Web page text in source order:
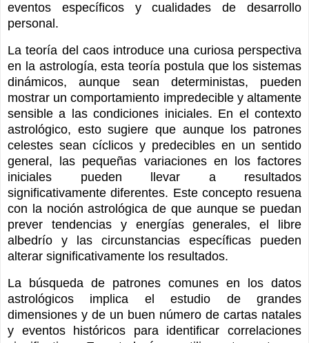
eventos específicos y cualidades de desarrollo
personal.
La teoría del caos introduce una curiosa perspectiva
en la astrología, esta teoría postula que los sistemas
dinámicos, aunque sean deterministas, pueden
mostrar un comportamiento impredecible y altamente
sensible a las condiciones iniciales. En el contexto
astrológico, esto sugiere que aunque los patrones
celestes sean cíclicos y predecibles en un sentido
general, las pequeñas variaciones en los factores
iniciales pueden llevar a resultados
significativamente diferentes. Este concepto resuena
con la noción astrológica de que aunque se puedan
prever tendencias y energías generales, el libre
albedrío y las circunstancias específicas pueden
alterar significativamente los resultados.
La búsqueda de patrones comunes en los datos
astrológicos implica el estudio de grandes
dimensiones y de un buen número de cartas natales
y eventos históricos para identificar correlaciones